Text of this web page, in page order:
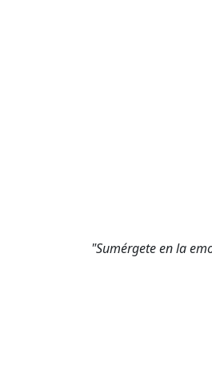
"Sumérgete en la